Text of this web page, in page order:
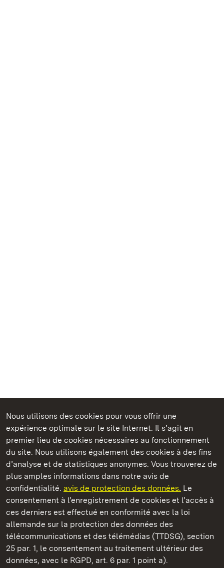
Nous utilisons des cookies pour vous offrir une
expérience optimale sur le site Internet. Il s’agit en
premier lieu de cookies nécessaires au fonctionnement
du site. Nous utilisons également des cookies à des fins
d’analyse et de statistiques anonymes. Vous trouverez de
plus amples informations dans notre avis de
confidentialité. avis de protection des données. Le
consentement à l’enregistrement de cookies et l’accès à
ces derniers est effectué en conformité avec la loi
allemande sur la protection des données des
télécommunications et des télémédias (TTDSG), section
25 par. 1, le consentement au traitement ultérieur des
données, avec le RGPD, art. 6 par. 1 point a).
Châteaux et jardins publics du Bade-Wurtemberg
Château résidentiel de Ludwigsburg
Châteaux et jardins publics du Bade-Wurtemberg
Contact et informationsFAQ et réponsesMentions légales
Protection des données
Explications sur l’accessibilité
BITV-konform (geprüfte Seiten)